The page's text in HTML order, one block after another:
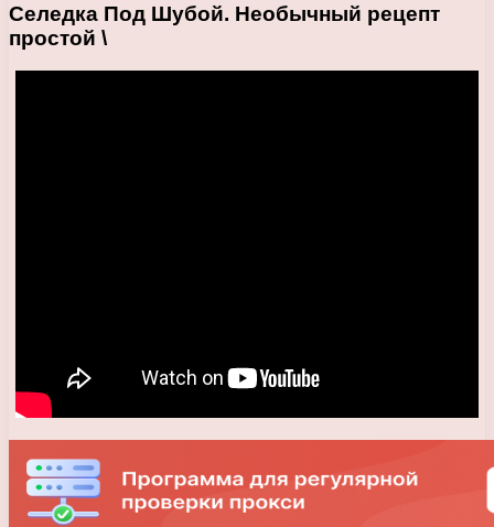
Селедка Под Шубой. Необычный рецепт
простой \